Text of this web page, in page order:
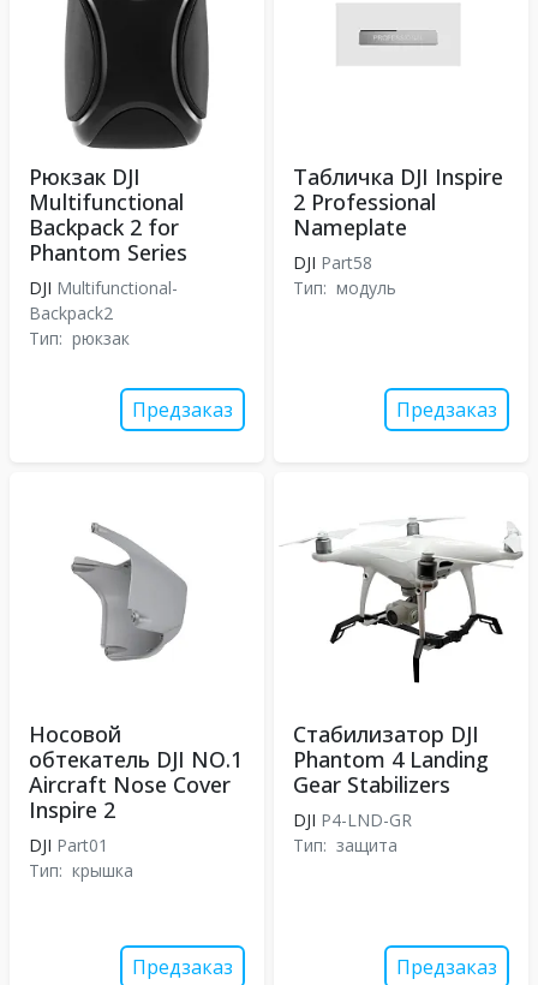
Рюкзак DJI
Multifunctional
Backpack 2 for
Phantom Series
DJI Multifunctional-
Backpack2
Тип: рюкзак
Предзаказ
Табличка DJI Inspire
2 Professional
Nameplate
DJI Part58
Тип: модуль
Предзаказ
Носовой
обтекатель DJI NO.1
Aircraft Nose Cover
Inspire 2
DJI Part01
Тип: крышка
Предзаказ
Стабилизатор DJI
Phantom 4 Landing
Gear Stabilizers
DJI P4-LND-GR
Тип: защита
Предзаказ